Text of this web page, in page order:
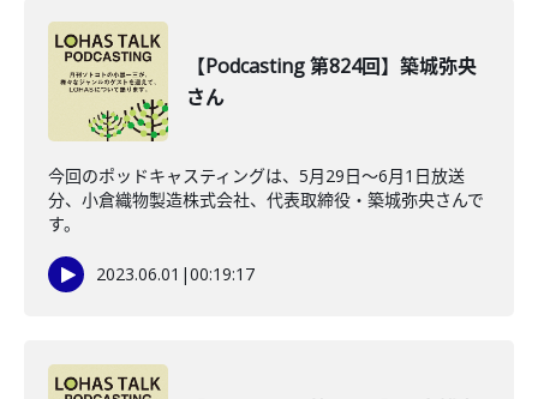
【Podcasting 第824回】築城弥央
さん
今回のポッドキャスティングは、5月29日〜6月1日放送
分、小倉織物製造株式会社、代表取締役・築城弥央さんで
す。
2023.06.01 |00:19:17